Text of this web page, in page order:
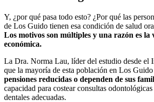
Y, ¿por qué pasa todo esto? ¿Por qué las
de Los Guido tienen esa condición de salud
Los motivos son múltiples y una razón es
económica.
La Dra. Norma Lau, líder del estudio desde el
que la mayoría de esta población en Los Guido
pensiones reducidas o dependen de sus
capacidad para costear consultas
dentales adecuadas.